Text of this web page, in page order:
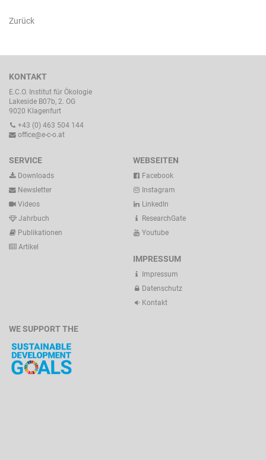
Zurück
KONTAKT
E.C.O. Institut für Ökologie
Lakeside B07b, 2. OG
9020 Klagenfurt
+43 (0) 463 504 144
office@e-c-o.at
SERVICE
Downloads
Newsletter
Videos
Jahrbuch
Publikationen
Artikel
WEBSEITEN
Facebook
Instagram
LinkedIn
ResearchGate
Youtube
IMPRESSUM
Impressum
Datenschutz
Kontakt
WE SUPPORT THE